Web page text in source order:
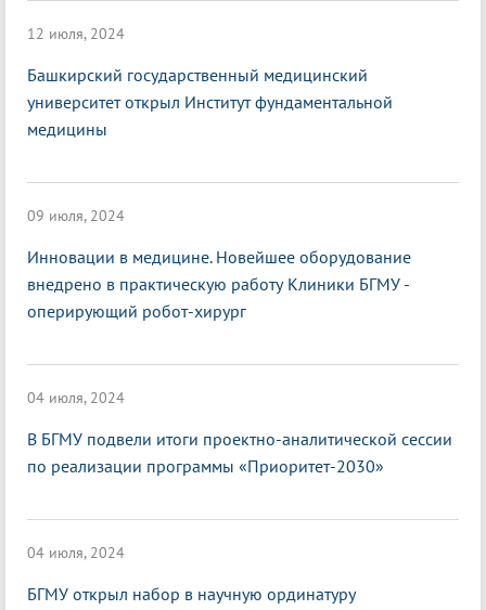
12 июля, 2024
Башкирский государственный медицинский
университет открыл Институт фундаментальной
медицины
09 июля, 2024
Инновации в медицине. Новейшее оборудование
внедрено в практическую работу Клиники БГМУ -
оперирующий робот-хирург
04 июля, 2024
В БГМУ подвели итоги проектно-аналитической сессии
по реализации программы «Приоритет-2030»
04 июля, 2024
БГМУ открыл набор в научную ординатуру